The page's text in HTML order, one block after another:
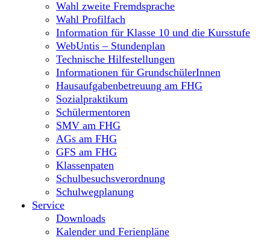
Wahl zweite Fremdsprache
Wahl Profilfach
Information für Klasse 10 und die Kursstufe
WebUntis – Stundenplan
Technische Hilfestellungen
Informationen für GrundschülerInnen
Hausaufgabenbetreuung am FHG
Sozialpraktikum
Schülermentoren
SMV am FHG
AGs am FHG
GFS am FHG
Klassenpaten
Schulbesuchsverordnung
Schulwegplanung
Service
Downloads
Kalender und Ferienpläne